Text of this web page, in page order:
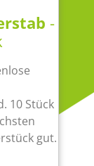
-
10 Stück
gut.